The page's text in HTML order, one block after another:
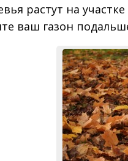
растут на
ваш газон